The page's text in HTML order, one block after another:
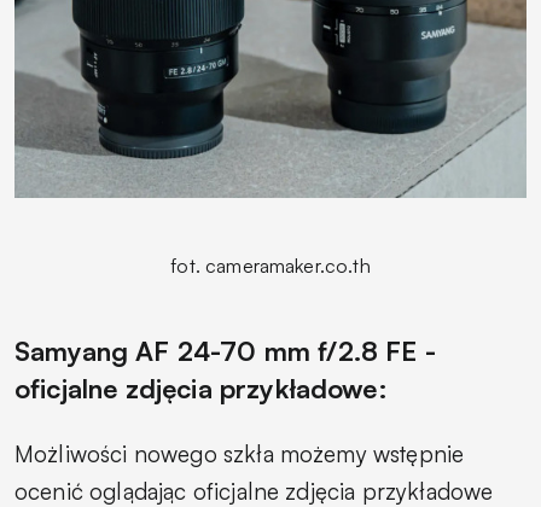
fot. cameramaker.co.th
Samyang AF 24-70 mm f/2.8 FE -
oficjalne zdjęcia przykładowe:
Możliwości nowego szkła możemy wstępnie
ocenić oglądając oficjalne zdjęcia przykładowe